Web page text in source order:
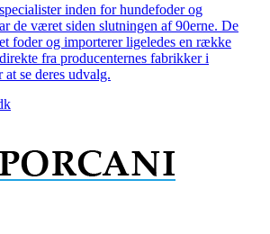
inden for hundefoder og
de været siden slutningen af 90erne. De
foder og importerer ligeledes en række
fra producenternes fabrikker i
se deres udvalg.